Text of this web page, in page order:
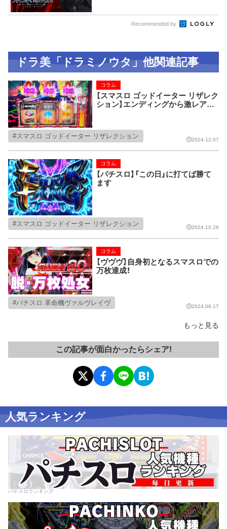
Recommended by
ドラ美「ドラミノウタ」他関連記事
【スマスロ ゴッドイーター リザレク
ション】エンディングから激レアパ
コラム
スマスロ ゴッドイーター リザレクション 2024.12.07
【パチスロ】「この日」に打てば勝て
ます
コラム
スマスロ ゴッドイーター リザレクション 2024.10.26
【ヴヴヴ】自身初となるスマスロでの
万枚達成！
コラム
パチスロ 革命機ヴァルヴレイヴ 2024.08.17
もっと見る
この記事が面白かったらシェア!
人気ランキング
パチスロランキング